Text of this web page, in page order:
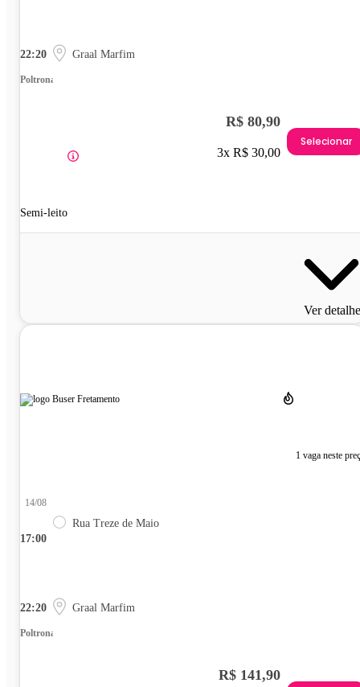
22:20 Graal Marfim
Poltrona
Semi-leito
R$ 80,90
3x R$ 30,00
Selecionar
Ver
1 vaga neste
17:00
14/08
Rua Treze de Maio
22:20 Graal Marfim
Poltrona
R$ 141,90